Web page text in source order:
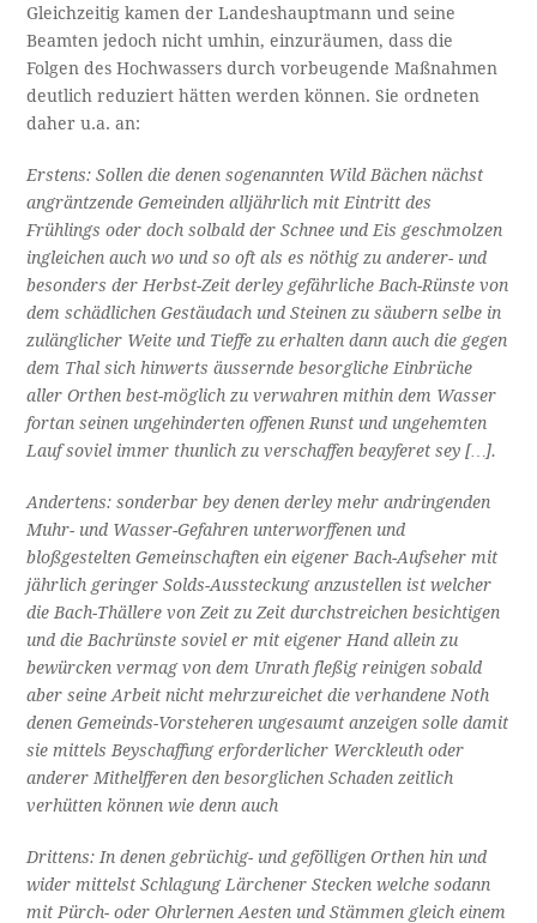
Gleichzeitig kamen der Landeshauptmann und seine
Beamten jedoch nicht umhin, einzuräumen, dass die
Folgen des Hochwassers durch vorbeugende Maßnahmen
deutlich reduziert hätten werden können. Sie ordneten
daher u.a. an:
Erstens: Sollen die denen sogenannten Wild Bächen nächst
angräntzende Gemeinden alljährlich mit Eintritt des
Frühlings oder doch solbald der Schnee und Eis geschmolzen
ingleichen auch wo und so oft als es nöthig zu anderer- und
besonders der Herbst-Zeit derley gefährliche Bach-Rünste von
dem schädlichen Gestäudach und Steinen zu säubern selbe in
zulänglicher Weite und Tieffe zu erhalten dann auch die gegen
dem Thal sich hinwerts äussernde besorgliche Einbrüche
aller Orthen best-möglich zu verwahren mithin dem Wasser
fortan seinen ungehinderten offenen Runst und ungehemten
Lauf soviel immer thunlich zu verschaffen beayferet sey […].
Andertens: sonderbar bey denen derley mehr andringenden
Muhr- und Wasser-Gefahren unterworffenen und
bloßgestelten Gemeinschaften ein eigener Bach-Aufseher mit
jährlich geringer Solds-Aussteckung anzustellen ist welcher
die Bach-Thällere von Zeit zu Zeit durchstreichen besichtigen
und die Bachrünste soviel er mit eigener Hand allein zu
bewürcken vermag von dem Unrath fleßig reinigen sobald
aber seine Arbeit nicht mehrzureichet die verhandene Noth
denen Gemeinds-Vorsteheren ungesaumt anzeigen solle damit
sie mittels Beyschaffung erforderlicher Werckleuth oder
anderer Mithelfferen den besorglichen Schaden zeitlich
verhütten können wie denn auch
Drittens: In denen gebrüchig- und gefölligen Orthen hin und
wider mittelst Schlagung Lärchener Stecken welche sodann
mit Pürch- oder Ohrlernen Aesten und Stämmen gleich einem